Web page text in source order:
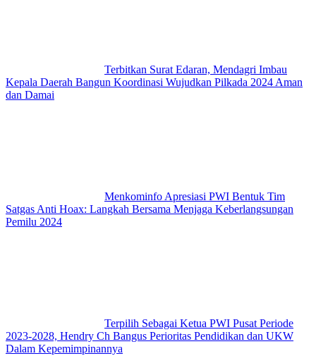
Terbitkan Surat Edaran, Mendagri Imbau
Kepala Daerah Bangun Koordinasi Wujudkan Pilkada 2024 Aman
dan Damai
Menkominfo Apresiasi PWI Bentuk Tim
Satgas Anti Hoax: Langkah Bersama Menjaga Keberlangsungan
Pemilu 2024
Terpilih Sebagai Ketua PWI Pusat Periode
2023-2028, Hendry Ch Bangus Perioritas Pendidikan dan UKW
Dalam Kepemimpinannya